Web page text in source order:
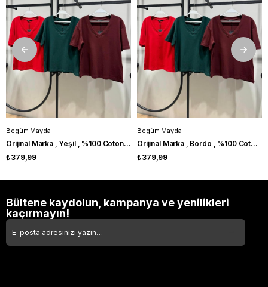
Begüm Mayda
Orijinal Marka , Yeşil , %100 Coton , V Yaka Tshirt
₺379,99
Begüm Mayda
Orijinal Marka , Bordo , %100 Coton , V Yaka Tshirt
₺379,99
Bültene kaydolun, kampanya ve yenilikleri
kaçırmayın!